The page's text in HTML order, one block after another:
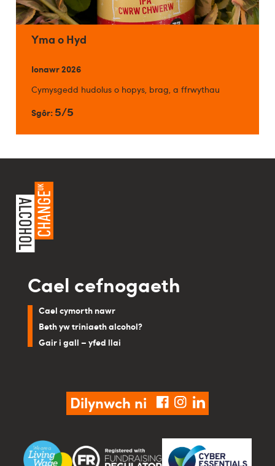
Yma o Hyd
Ionawr 2026
Cymysgedd hudolus o hopys, brag, a ffrwythau
Sgôr: 5/5
Cael cefnogaeth
Cael cymorth nawr
Beth yw triniaeth alcohol?
Gair i gall – yfed llai
Dilynwch ni facebook
instagram
linkedin